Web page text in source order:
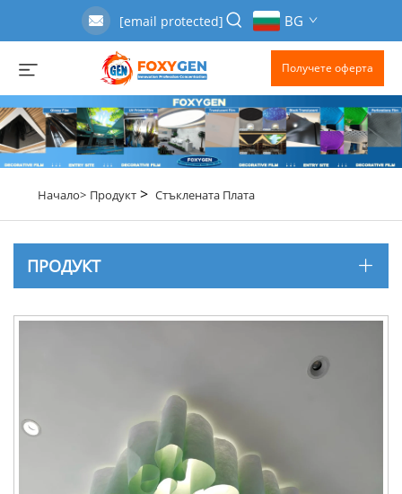
[email protected] BG
Получете оферта
Начало> Продукт> Стъклената Плата
ПРОДУКТ